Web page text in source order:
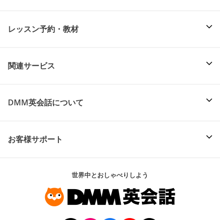
レッスン予約・教材
関連サービス
DMM英会話について
お客様サポート
世界中とおしゃべりしよう